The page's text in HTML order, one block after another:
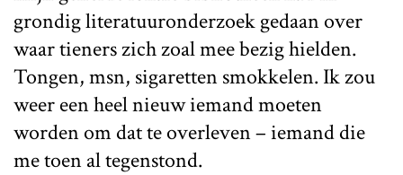
grondig literatuuronderzoek gedaan over
waar tieners zich zoal mee bezig hielden.
Tongen, msn, sigaretten smokkelen. Ik zou
weer een heel nieuw iemand moeten
worden om dat te overleven – iemand die
me toen al tegenstond.